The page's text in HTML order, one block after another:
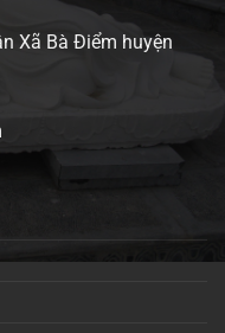
Xã Bà Điểm huyện